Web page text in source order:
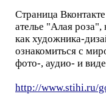
Страница
ателье "Алая роза",
как художника-
ознакомиться с
фото-, аудио- и
http://www.stihi.ru/